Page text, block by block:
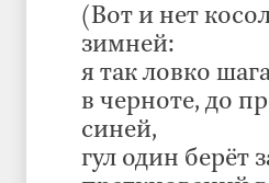
(Вот и нет
зимней:
я так ловко
в черноте, до
синей,
гул один берёт